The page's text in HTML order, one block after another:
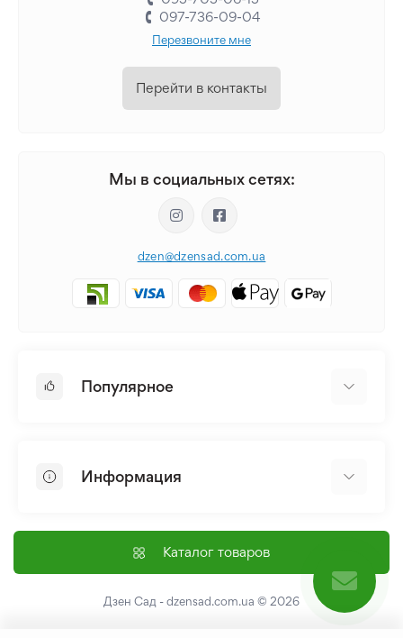
097-736-09-04
Перезвоните мне
Перейти в контакты
Мы в социальных сетях:
dzen@dzensad.com.ua
Популярное
Лилия
Семена
Информация
Доставка и оплата
Контакты
Каталог товаров
Дзен Сад - dzensad.com.ua © 2026